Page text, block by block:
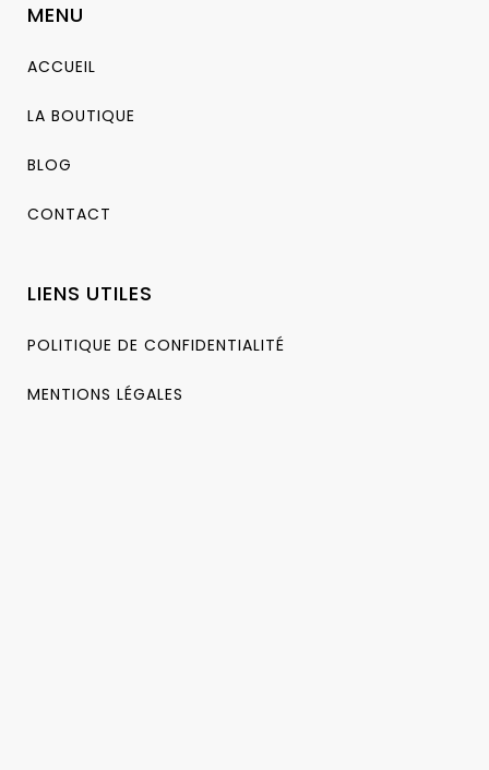
MENU
ACCUEIL
LA BOUTIQUE
BLOG
CONTACT
LIENS UTILES
POLITIQUE DE CONFIDENTIALITÉ
MENTIONS LÉGALES